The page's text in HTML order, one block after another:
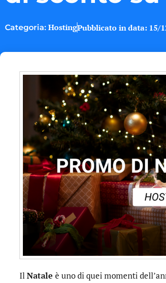
Categoria: HostingPubblicato in data: 15/
IlNatale è uno di quei momenti